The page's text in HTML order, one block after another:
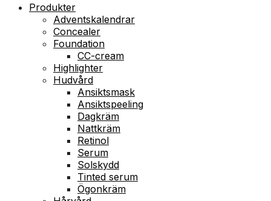
Produkter
Adventskalendrar
Concealer
Foundation
CC-cream
Highlighter
Hudvård
Ansiktsmask
Ansiktspeeling
Dagkräm
Nattkräm
Retinol
Serum
Solskydd
Tinted serum
Ögonkräm